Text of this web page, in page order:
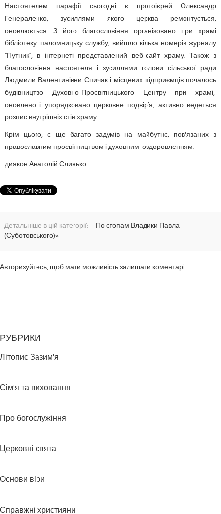
Настоятелем парафії сьогодні є протоієрей Олександр
Генераленко, зусиллями якого церква ремонтується,
оновлюється. З його благословіння організовано при храмі
бібліотеку, паломницьку службу, вийшло кілька номерів журналу
“Путник”, в інтернеті представлений веб-сайт храму. Також з
благословіння настоятеля і зусиллями голови сільської ради
Людмили Валентинівни Спичак і місцевих підприємців почалось
будівництво Духовно-Просвітни­цького Центру при храмі,
оновлено і упорядковано церковне подвір’я, активно ведеться
розпис внутрішніх стін храму.
Крім цього, є ще багато задумів на майбутнє, пов'язаних з
православним просвітництвом і духовним оздоровленням.
диякон Анатолій Слинько
Детальніше в цій категорії:
По стопам Владики Павла
(Суботовського)»
Авторизуйтесь, щоб мати можливість залишати коментарі
РУБРИКИ
Літопис Зазим'я
Сім'я та виховання
Про богослужіння
Церковні свята
Основи віри
Справжні християни